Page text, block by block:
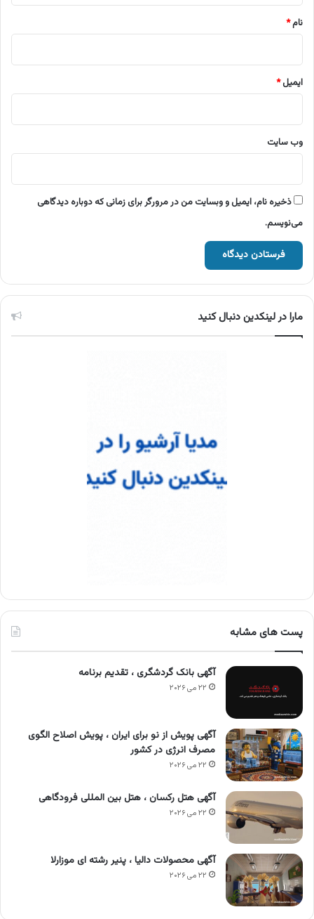
نام*
ایمیل*
وب‌ سایت
ذخیره نام، ایمیل و وبسایت من در مرورگر برای زمانی که دوباره دیدگاهی
می‌نویسم.
مارا در لینکدین دنبال کنید
پست های مشابه
آگهی بانک گردشگری ، تقدیم برنامه
۲۲ می ۲۰۲۶
آگهی پویش از نو برای ایران ، پویش اصلاح الگوی
مصرف انرژی در کشور
۲۲ می ۲۰۲۶
آگهی هتل رکسان ، هتل بین المللی فرودگاهی
۲۲ می ۲۰۲۶
آگهی محصولات دالیا ، پنیر رشته ای موزارلا
۲۲ می ۲۰۲۶